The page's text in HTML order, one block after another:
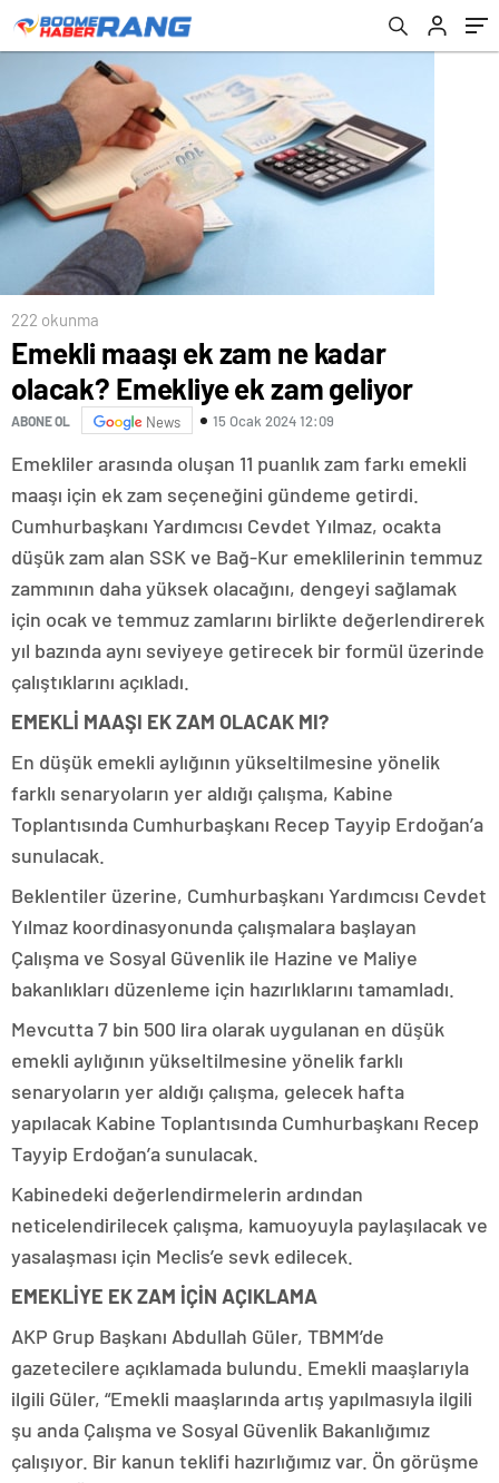
222 okunma
Emekli maaşı ek zam ne kadar
olacak? Emekliye ek zam geliyor
ABONE OL News 15 Ocak 2024 12:09
Emekliler arasında oluşan 11 puanlık zam farkı emekli
maaşı için ek zam seçeneğini gündeme getirdi.
Cumhurbaşkanı Yardımcısı Cevdet Yılmaz, ocakta
düşük zam alan SSK ve Bağ-Kur emeklilerinin temmuz
zammının daha yüksek olacağını, dengeyi sağlamak
için ocak ve temmuz zamlarını birlikte değerlendirerek
yıl bazında aynı seviyeye getirecek bir formül üzerinde
çalıştıklarını açıkladı.
EMEKLİ MAAŞI EK ZAM OLACAK MI?
En düşük emekli aylığının yükseltilmesine yönelik
farklı senaryoların yer aldığı çalışma, Kabine
Toplantısında Cumhurbaşkanı Recep Tayyip Erdoğan’a
sunulacak.
Beklentiler üzerine, Cumhurbaşkanı Yardımcısı Cevdet
Yılmaz koordinasyonunda çalışmalara başlayan
Çalışma ve Sosyal Güvenlik ile Hazine ve Maliye
bakanlıkları düzenleme için hazırlıklarını tamamladı.
Mevcutta 7 bin 500 lira olarak uygulanan en düşük
emekli aylığının yükseltilmesine yönelik farklı
senaryoların yer aldığı çalışma, gelecek hafta
yapılacak Kabine Toplantısında Cumhurbaşkanı Recep
Tayyip Erdoğan’a sunulacak.
Kabinedeki değerlendirmelerin ardından
neticelendirilecek çalışma, kamuoyuyla paylaşılacak ve
yasalaşması için Meclis’e sevk edilecek.
EMEKLİYE EK ZAM İÇİN AÇIKLAMA
AKP Grup Başkanı Abdullah Güler, TBMM’de
gazetecilere açıklamada bulundu. Emekli maaşlarıyla
ilgili Güler, “Emekli maaşlarında artış yapılmasıyla ilgili
şu anda Çalışma ve Sosyal Güvenlik Bakanlığımız
çalışıyor. Bir kanun teklifi hazırlığımız var. Ön görüşme